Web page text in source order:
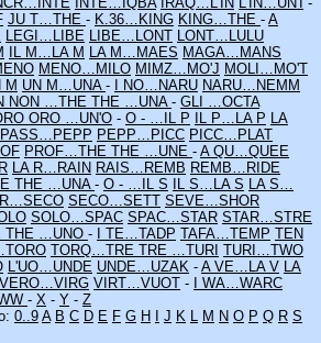
JU T…THE - K.36…KING KING…THE - A
LEGI…LIBE LIBE…LONT LONT…LULU
IL M…LA M LA M…MAES MAGA…MANS
MENO…MILO MIMZ…MO'J MOLI…MO'T
M UN M…UNA - I NO…NARU NARU…NEMM
NON …THE THE …UNA - GLI …OCTA
ORO …UN'O - O - …IL P IL P…LA P LA
PASS…PEPP PEPP…PICC PICC…PLAT
PROF…THE THE …UNE - A QU…QUEE
LA R…RAIN RAIS…REMB REMB…RIDE
THE …UNA - O - …IL S IL S…LA S LA S…
SECO…SETT SEVE…SHOR
SOLO…SPAC SPAC…STAR STAR…STRE
THE …UNO - I TE…TADP TAFA…TEMP TEN
TORQ…TRE TRE …TURI TURI…TWO
L'UO…UNDE UNDE…UZAK - A VE…LA V LA
VERO…VIRG VIRT…VUOT -
I WA…WARC
- X - Y - Z
0..9 A B C D E F G H J K L M N O P Q R S